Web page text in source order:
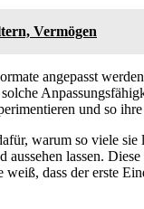
Vermögen
angepasst
und so
warum so viele
lassen.
dass der erste